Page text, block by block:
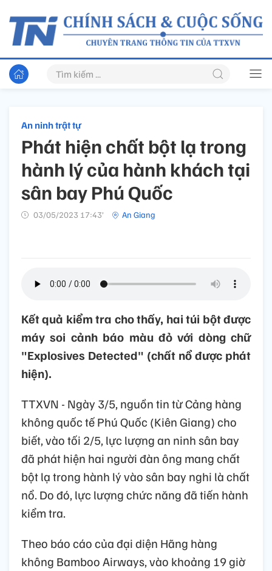
An ninh trật tự
Phát hiện chất bột lạ trong
hành lý của hành khách tại
sân bay Phú Quốc
03/05/2023 17:43’ An Giang
Kết quả kiểm tra cho thấy, hai túi bột được
máy soi cảnh báo màu đỏ với dòng chữ
"Explosives Detected" (chất nổ được phát
hiện).
TTXVN - Ngày 3/5, nguồn tin từ Cảng hàng
không quốc tế Phú Quốc (Kiên Giang) cho
biết, vào tối 2/5, lực lượng an ninh sân bay
đã phát hiện hai người đàn ông mang chất
bột lạ trong hành lý vào sân bay nghi là chất
nổ. Do đó, lực lượng chức năng đã tiến hành
kiểm tra.
Theo báo cáo của đại diện Hãng hàng
không Bamboo Airways, vào khoảng 19 giờ